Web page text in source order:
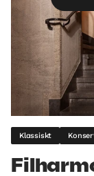
Klassiskt